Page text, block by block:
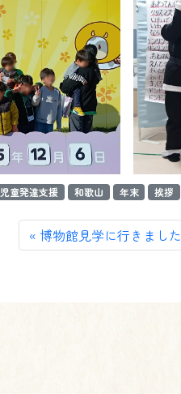
児童発達支援 和歌山 年末 挨拶
博物館見学に行きました